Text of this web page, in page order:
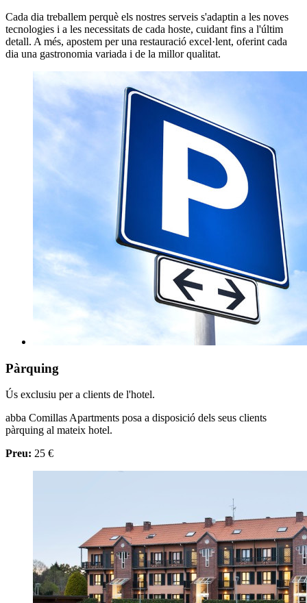
Cada dia treballem perquè els nostres serveis s'adaptin a les noves
tecnologies i a les necessitats de cada hoste, cuidant fins a l'últim
detall. A més, apostem per una restauració excel·lent, oferint cada
dia una gastronomia variada i de la millor qualitat.
Pàrquing
Ús exclusiu per a clients de l'hotel.
abba Comillas Apartments posa a disposició dels seus clients
pàrquing al mateix hotel.
Preu: 25 €